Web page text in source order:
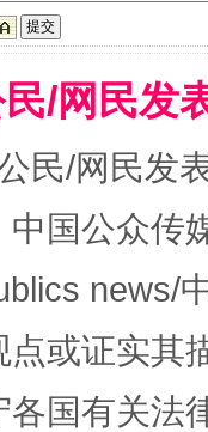
花与雪山、麦地、白藏房
/网民发
民/网民发
中国公众传
news/
点或证实其
各国有关法